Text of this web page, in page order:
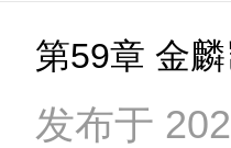
第59章 金
发布于